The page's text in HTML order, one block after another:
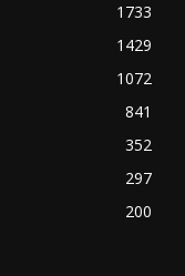
1733
1429
1072
841
352
297
200